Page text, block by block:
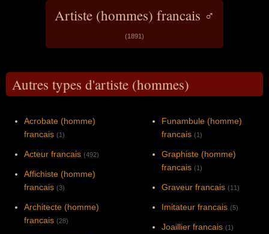
Artiste (hommes) francais ♂
(1891)
Autres types d'artiste (hommes)
Acrobate (homme)
francais (1)
Acteur francais (492)
Affichiste (homme)
francais (3)
Architecte (homme)
francais (28)
Funambule (homme)
francais (1)
Graphiste (homme)
francais (1)
Graveur francais (11)
Imitateur francais (5)
Joaillier francais (1)